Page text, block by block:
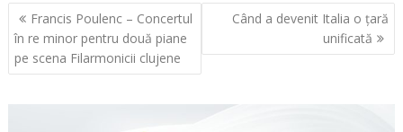
Navigare
în
articole
Francis Poulenc – Concertul
în re minor pentru două piane
pe scena Filarmonicii clujene
Când a devenit Italia o țară
unificată